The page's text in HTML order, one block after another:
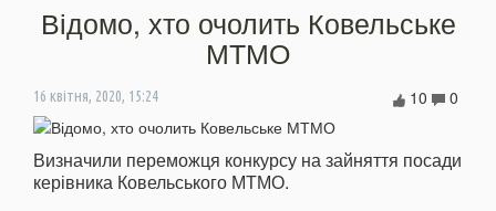
Відомо, хто очолить Ковельське
МТМО
16 квітня, 2020, 15:24 0
10
Визначили переможця конкурсу на зайняття посади
керівника Ковельського МТМО.